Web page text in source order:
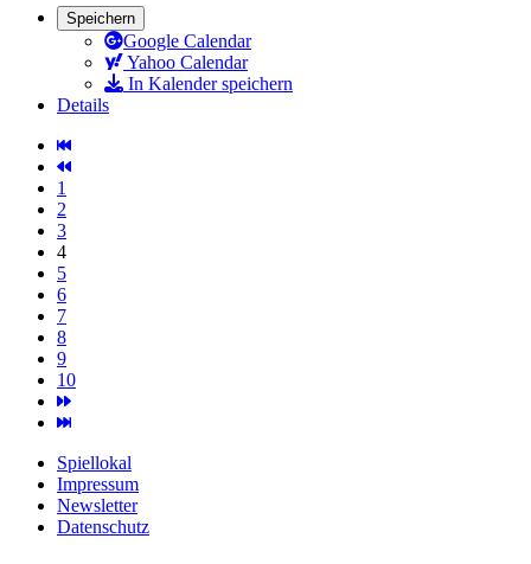
Speichern
Google Calendar
Yahoo Calendar
In Kalender speichern
Details
1
2
3
4
5
6
7
8
9
10
Spiellokal
Impressum
Newsletter
Datenschutz